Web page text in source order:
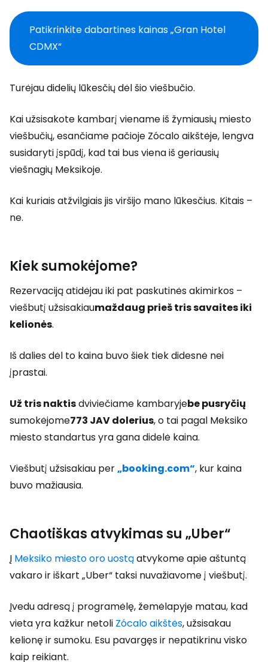
Patikrinkite dabartines kainas „Gran Hotel
CDMX“
Turėjau didelių lūkesčių dėl šio viešbučio.
Kai užsisakote kambarį viename iš žymiausių miesto
viešbučių, esančiame pačioje Zócalo aikštėje, lengva
susidaryti įspūdį, kad tai bus viena iš geriausių
viešnagių Meksikoje.
Kai kuriais atžvilgiais jis viršijo mano lūkesčius. Kitais –
ne.
Kiek sumokėjome?
Rezervaciją atidėjau iki pat paskutinės akimirkos –
viešbutį užsisakiaumaždaug prieš tris savaites iki
kelionės.
Iš dalies dėl to kaina buvo šiek tiek didesnė nei
įprastai.
Už tris naktisdviviečiame kambaryjebe pusryčių
sumokėjome773 JAV dolerius, o tai pagal Meksiko
miesto standartus yra gana didelė kaina.
Viešbutį užsisakiau per„booking.com“, kur kaina
buvo mažiausia.
Chaotiškas atvykimas su „Uber“
Į Meksiko miesto oro uostąatvykome apie aštuntą
vakaro ir iškart „Uber“ taksi nuvažiavome į viešbutį.
Įvedu adresą į programėlę, žemėlapyje matau, kad
vieta yra kažkur netoli Zócalo aikštės, užsisakau
kelionę ir sumoku. Esu pavargęs ir nepatikrinu visko
kaip reikiant.